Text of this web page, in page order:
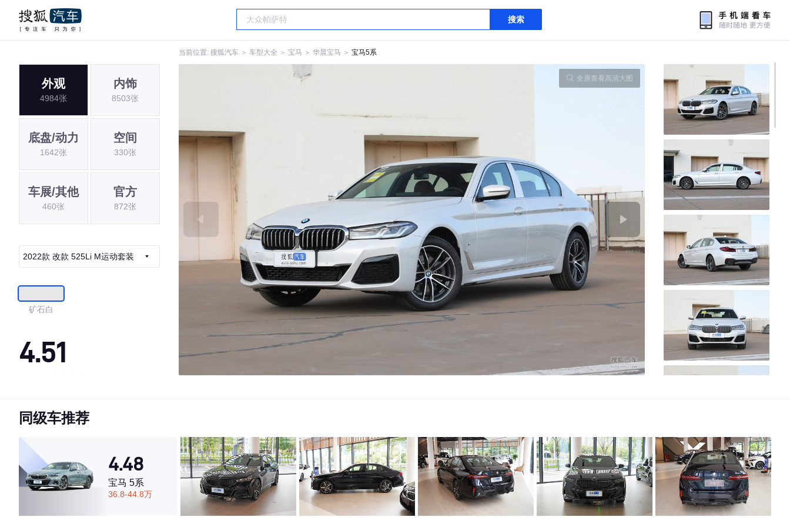
搜索
当前位置: 搜狐汽车 ＞ 车型大全 ＞ 宝马 ＞ 华晨宝马 ＞ 宝马5系
外观
4984张
内饰
8503张
底盘/动力
1642张
空间
330张
车展/其他
460张
官方
872张
2022款 改款 525Li M运动套装
矿石白
4.51
·内饰表现一般，低于74%同级车
·空间表现较为优秀，优于50%同级车
全屏查看高清大图
同级车推荐
4.48
宝马 5系
36.8-44.8万